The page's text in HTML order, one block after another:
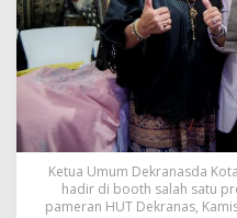
u
n
g
p
i
l
k
a
Ketua Umum Dekranasda
hadir di booth salah satu
pameran HUT Dekranas,